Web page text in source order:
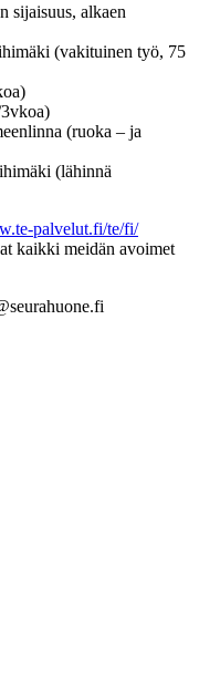
sijaisuus, alkaen
(vakituinen työ, 75
(ruoka – ja
(lähinnä
palvelut.fi/te/fi/
kaikki meidän avoimet